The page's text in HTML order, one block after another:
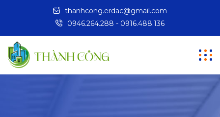
thanhcong.erdac@gmail.com
0946.264.288 - 0916.488.136